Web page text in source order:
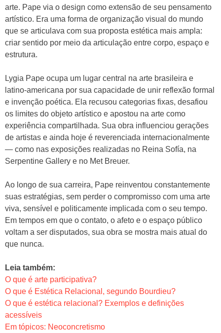
arte. Pape via o design como extensão de seu pensamento
artístico. Era uma forma de organização visual do mundo
que se articulava com sua proposta estética mais ampla:
criar sentido por meio da articulação entre corpo, espaço e
estrutura.
Lygia Pape ocupa um lugar central na arte brasileira e
latino-americana por sua capacidade de unir reflexão formal
e invenção poética. Ela recusou categorias fixas, desafiou
os limites do objeto artístico e apostou na arte como
experiência compartilhada. Sua obra influenciou gerações
de artistas e ainda hoje é reverenciada internacionalmente
— como nas exposições realizadas no Reina Sofía, na
Serpentine Gallery e no Met Breuer.
Ao longo de sua carreira, Pape reinventou constantemente
suas estratégias, sem perder o compromisso com uma arte
viva, sensível e politicamente implicada com o seu tempo.
Em tempos em que o contato, o afeto e o espaço público
voltam a ser disputados, sua obra se mostra mais atual do
que nunca.
Leia também:
O que é arte participativa?
O que é Estética Relacional, segundo Bourdieu?
O que é estética relacional? Exemplos e definições
acessíveis
Em tópicos: Neoconcretismo